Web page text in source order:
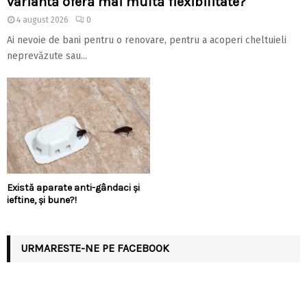
4 august 2026 0
Ai nevoie de bani pentru o renovare, pentru a acoperi cheltuieli
neprevăzute sau...
Există aparate anti-gândaci și
ieftine, și bune?!
URMARESTE-NE PE FACEBOOK